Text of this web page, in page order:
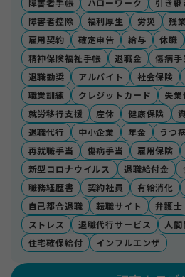
障害者手帳
ハローワーク 引き継
障害者控除
福利厚生 労災 残
雇用契約
確定申告 給与 休職
精神保険福祉手帳
退職金 傷病手
退職勧奨
アルバイト 社会保険
職業訓練
クレジットカード 失
就労移行支援
産休 健康保険
退職代行
中小企業 年金 うつ
再就職手当
傷病手当 雇用保険
新型コロナウイルス
退職給付金
職務経歴書
契約社員 有給消化
自己都合退職
転職サイト 弁護士
ストレス
退職代行サービス 人
住宅確保給付
インフルエンザ